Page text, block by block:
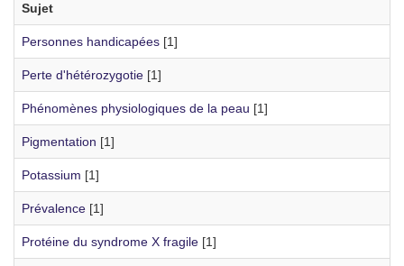
Sujet
Personnes handicapées [1]
Perte d'hétérozygotie [1]
Phénomènes physiologiques de la peau [1]
Pigmentation [1]
Potassium [1]
Prévalence [1]
Protéine du syndrome X fragile [1]